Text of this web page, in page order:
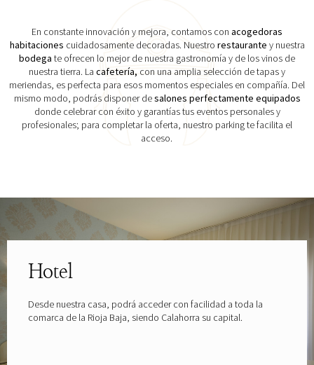
En constante innovación y mejora, contamos con acogedoras
habitaciones cuidadosamente decoradas. Nuestro restaurante y nuestra
bodega te ofrecen lo mejor de nuestra gastronomía y de los vinos de
nuestra tierra. La cafetería, con una amplia selección de tapas y
meriendas, es perfecta para esos momentos especiales en compañía. Del
mismo modo, podrás disponer desalones perfectamente equipados
donde celebrar con éxito y garantías tus eventos personales y
profesionales; para completar la oferta, nuestro parking te facilita el
acceso.
Hotel
Desde nuestra casa, podrá acceder con facilidad a toda la
comarca de la Rioja Baja, siendo Calahorra su capital.